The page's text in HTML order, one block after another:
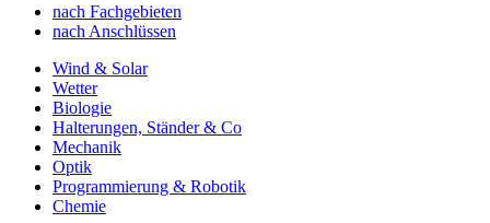
nach Fachgebieten
nach Anschlüssen
Wind & Solar
Wetter
Biologie
Halterungen, Ständer & Co
Mechanik
Optik
Programmierung & Robotik
Chemie